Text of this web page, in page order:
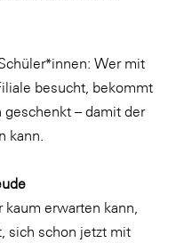
Wer mit
besucht, bekommt
– damit der
kann.
erwarten kann,
sich schon jetzt mit